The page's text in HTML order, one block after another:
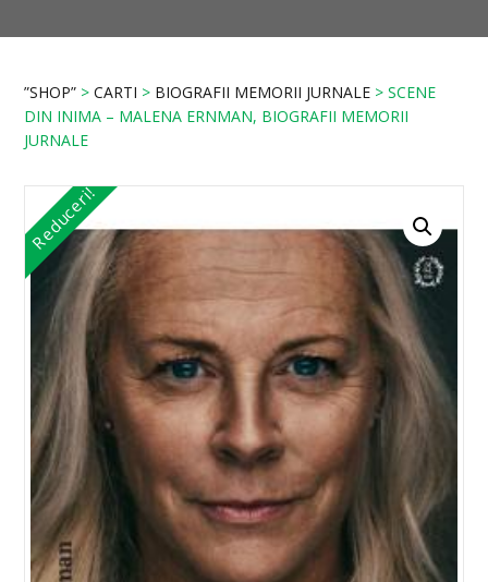
”SHOP” >CARTI > BIOGRAFII MEMORII JURNALE > SCENE
DIN INIMA – MALENA ERNMAN, BIOGRAFII MEMORII
JURNALE
Reduceri!